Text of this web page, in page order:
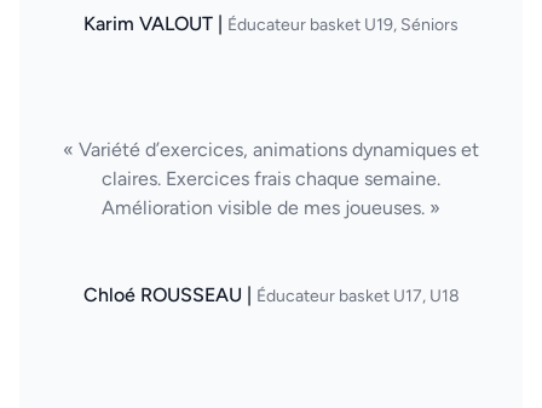
Karim VALOUT | Éducateur basket U19, Séniors
« Variété d’exercices, animations dynamiques et
claires. Exercices frais chaque semaine.
Amélioration visible de mes joueuses. »
Chloé ROUSSEAU | Éducateur basket U17, U18